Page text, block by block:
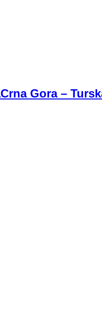
Crna Gora –